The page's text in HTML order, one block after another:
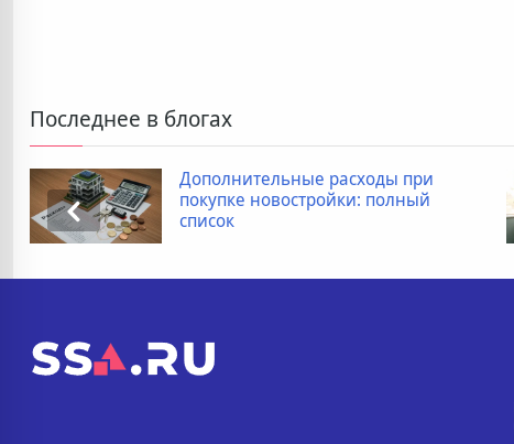
Последнее в блогах
Дополнительные расходы при
покупке новостройки: полный
список